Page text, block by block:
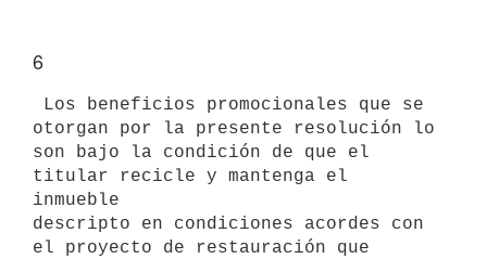
6
otorgan por la presente resolución lo
son bajo la condición de que el
titular recicle y mantenga el
inmueble
descripto en condiciones acordes con
el proyecto de restauración que